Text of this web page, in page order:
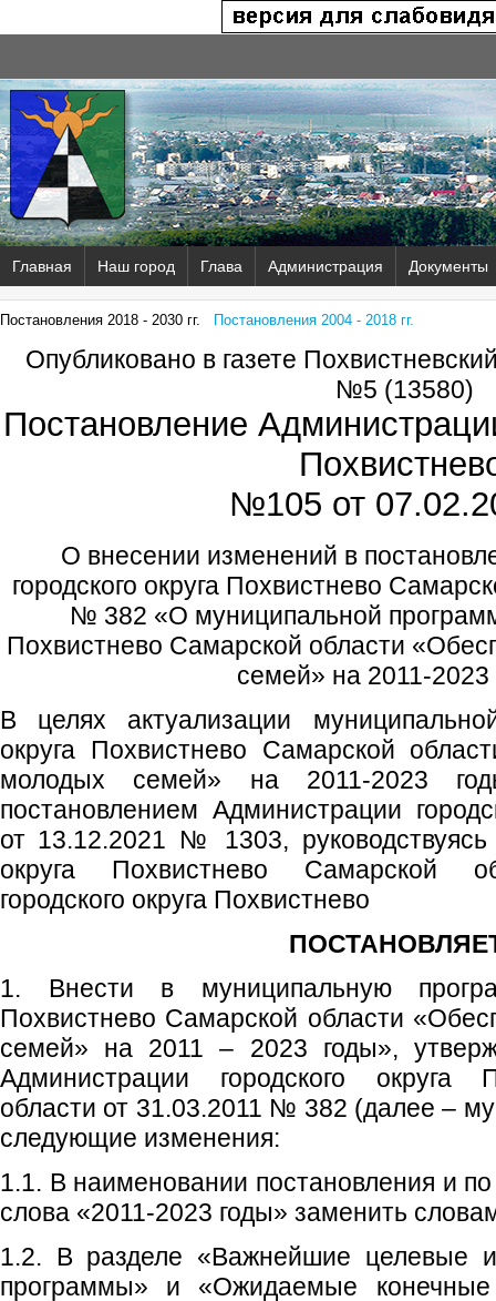
Главная Наш город Глава Администрация Документы
Постановления 2018 - 2030 гг. Постановления 2004 - 2018 гг.
Опубликовано в газете
№5 (13580)
Постановление
№105 от
О внесении изменений в
городского округа Похвистнево
№ 382 «О муниципальной
Похвистнево Самарской области
семей» на 2011-2023
В целях актуализации
округа Похвистнево Самарской
молодых семей» на 2011-2023
постановлением Администрации
от 13.12.2021 № 1303, руководствуясь
округа Похвистнево Самарской
городского округа Похвистнево
1. Внести в муниципальную
Похвистнево Самарской области
семей» на 2011 – 2023 годы»,
Администрации городского округа
области от 31.03.2011 № 382 (далее –
следующие изменения:
1.1. В наименовании постановления и
слова «2011-2023 годы» заменить
1.2. В разделе «Важнейшие целевые
программы» и «Ожидаемые конечные